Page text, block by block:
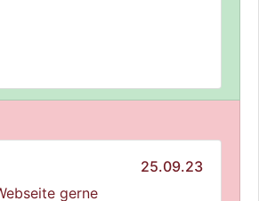
25.09.23
gerne